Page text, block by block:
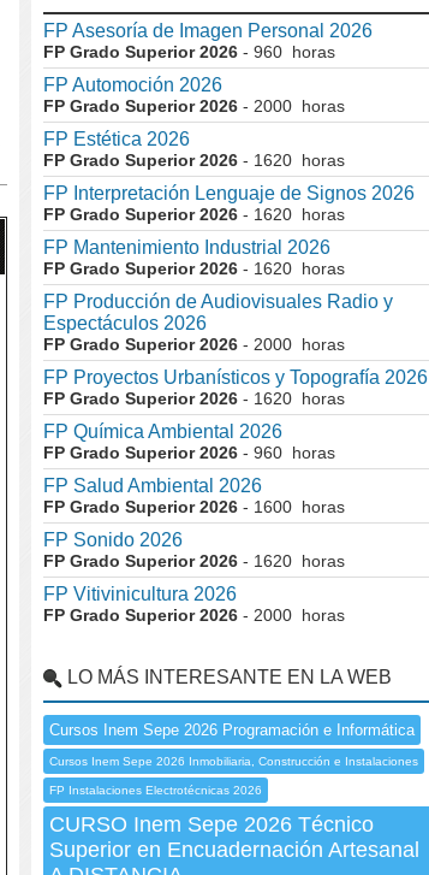
FP Asesoría de Imagen Personal 2026
FP Grado Superior 2026 - 960 horas
FP Automoción 2026
FP Grado Superior 2026 - 2000 horas
FP Estética 2026
FP Grado Superior 2026 - 1620 horas
FP Interpretación Lenguaje de Signos 2026
FP Grado Superior 2026 - 1620 horas
FP Mantenimiento Industrial 2026
FP Grado Superior 2026 - 1620 horas
FP Producción de Audiovisuales Radio y
Espectáculos 2026
FP Grado Superior 2026 - 2000 horas
FP Proyectos Urbanísticos y Topografía 2026
FP Grado Superior 2026 - 1620 horas
FP Química Ambiental 2026
FP Grado Superior 2026 - 960 horas
FP Salud Ambiental 2026
FP Grado Superior 2026 - 1600 horas
FP Sonido 2026
FP Grado Superior 2026 - 1620 horas
FP Vitivinicultura 2026
FP Grado Superior 2026 - 2000 horas
LO MÁS INTERESANTE EN LA WEB
Cursos Inem Sepe 2026 Programación e Informática
Cursos Inem Sepe 2026 Inmobiliaria, Construcción e Instalaciones
FP Instalaciones Electrotécnicas 2026
CURSO Inem Sepe 2026 Técnico
Superior en Encuadernación Artesanal